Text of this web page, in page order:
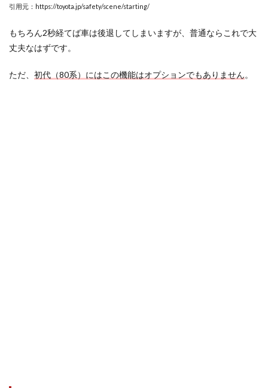
引用元：https://toyota.jp/safety/scene/starting/
もちろん2秒経てば車は後退してしまいますが、普通ならこれで大
丈夫なはずです。
ただ、 初代（80系）にはこの機能はオプションでもありません。